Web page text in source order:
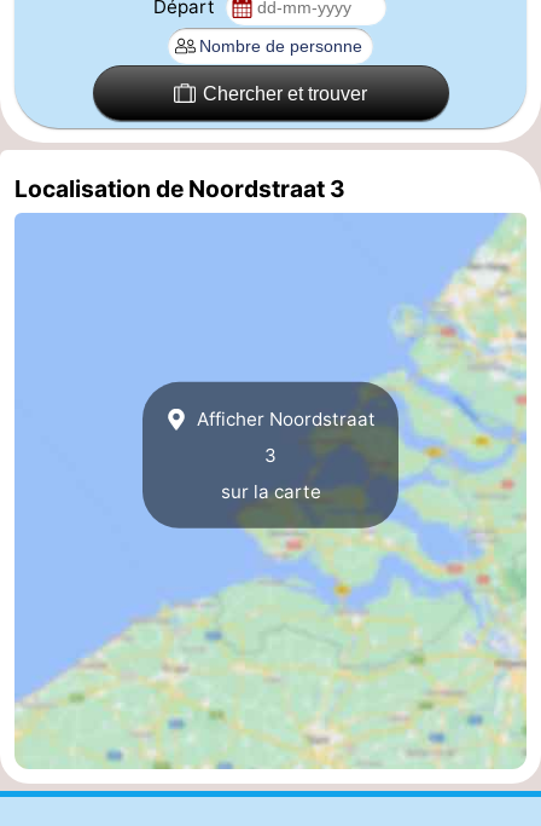
de
Mantelingen
Westkapelle
-
Zoutelande
-
Nature
-
Het
Zwin
Contact
Départ
Chercher et trouver
Localisation de Noordstraat 3
Afficher Noordstraat
3
sur la carte